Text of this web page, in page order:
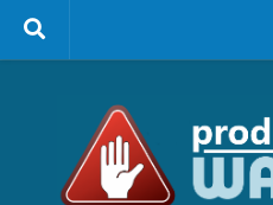
Zum Inhalt springen